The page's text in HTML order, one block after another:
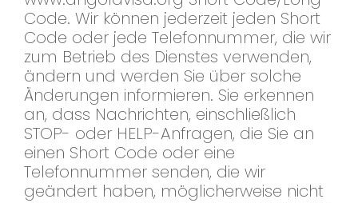
Code. Wir können jederzeit jeden Short
Code oder jede Telefonnummer, die wir
zum Betrieb des Dienstes verwenden,
ändern und werden Sie über solche
Änderungen informieren. Sie erkennen
an, dass Nachrichten, einschließlich
STOP- oder HELP-Anfragen, die Sie an
einen Short Code oder eine
Telefonnummer senden, die wir
geändert haben, möglicherweise nicht